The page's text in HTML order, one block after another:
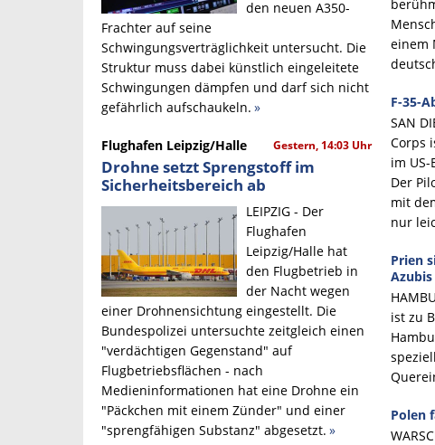
den neuen A350-
Frachter auf seine
Schwingungsverträglichkeit untersucht. Die
Struktur muss dabei künstlich eingeleitete
Schwingungen dämpfen und darf sich nicht
gefährlich aufschaukeln. »
Gestern, 14:03 Uhr
Flughafen Leipzig/Halle
Drohne setzt Sprengstoff im
Sicherheitsbereich ab
LEIPZIG - Der
Flughafen
Leipzig/Halle hat
den Flugbetrieb in
der Nacht wegen
einer Drohnensichtung eingestellt. Die
Bundespolizei untersuchte zeitgleich einen
"verdächtigen Gegenstand" auf
Flugbetriebsflächen - nach
Medieninformationen hat eine Drohne ein
"Päckchen mit einem Zünder" und einer
"sprengfähigen Substanz" abgesetzt. »
einem
F-35-
SAN
Corps
im
Der
mit
nur
Prien
Azubis
ist zu
Polen